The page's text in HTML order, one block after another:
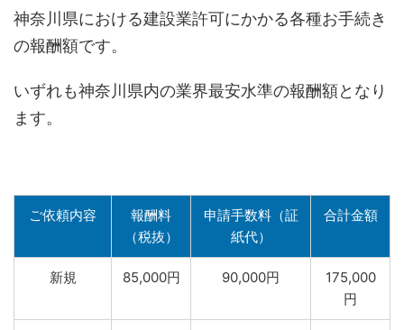
神奈川県における建設業許可にかかる各種お手続き
の報酬額です。
いずれも神奈川県内の業界最安水準の報酬額となり
ます。
ご依頼内容
報酬料
（税抜）
申請手数料（証
紙代）
合計金額
新規 85,000円 90,000円
175,000
円